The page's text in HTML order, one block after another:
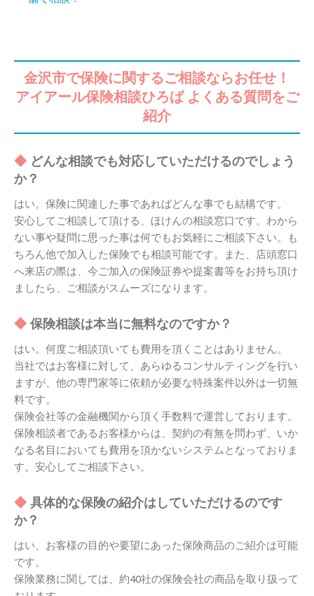
金沢市で保険に関するご相談ならお任せ！
アイアール保険相談ひろば よくある質問をご
紹介
どんな相談でも対応していただけるのでしょう
か？
はい。保険に関連した事であればどんな事でも結構です。
安心してご相談して頂ける、ほけんの相談窓口です。わから
ない事や疑問に思った事は何でもお気軽にご相談下さい。も
ちろん他で加入した保険でも相談可能です。また、店頭窓口
へ来店の際は、今ご加入の保険証券や提案書等をお持ち頂け
ましたら、ご相談がスムーズになります。
保険相談は本当に無料なのですか？
はい。何度ご相談頂いても費用を頂くことはありません。
当社ではお客様に対して、あらゆるコンサルティングを行い
ますが、他の専門家等に依頼が必要な特殊案件以外は一切無
料です。
保険会社等の金融機関から頂く手数料で運営しております。
保険相談者であるお客様からは、契約の有無を問わず、いか
なる名目においても費用を頂かないシステムとなっておりま
す。安心してご相談下さい。
具体的な保険の紹介はしていただけるのです
か？
はい、お客様の目的や要望にあった保険商品のご紹介は可能
です。
保険業務に関しては、約40社の保険会社の商品を取り扱って